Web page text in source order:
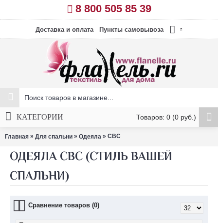
8 800 505 85 39
Доставка и оплата Пункты самовывоза
Товаров: 0 (0 руб.)
КАТЕГОРИИ
Главная » Для спальни » Одеяла » СВС
ОДЕЯЛА СВС (СТИЛЬ ВАШЕЙ
СПАЛЬНИ)
Сравнение товаров (0)